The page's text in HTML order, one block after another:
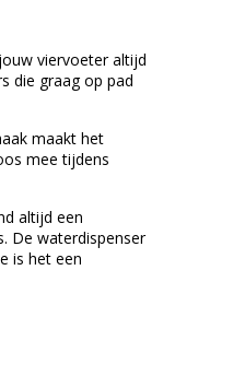
viervoeter altijd
die graag op pad
maakt het
mee tijdens
altijd een
De waterdispenser
is het een